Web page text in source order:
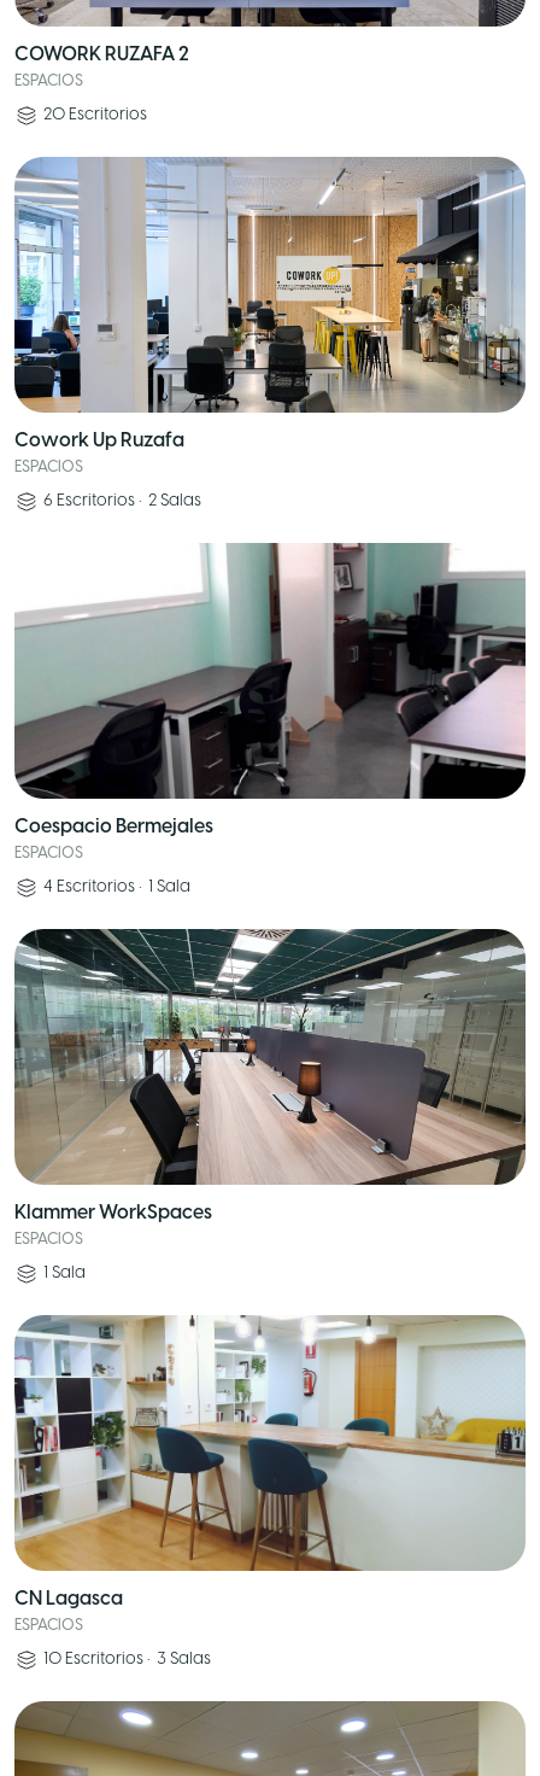
COWORK RUZAFA 2
ESPACIOS
20 Escritorios
Cowork Up Ruzafa
ESPACIOS
6 Escritorios • 2 Salas
Coespacio Bermejales
ESPACIOS
4 Escritorios • 1 Sala
Klammer WorkSpaces
ESPACIOS
1 Sala
CN Lagasca
ESPACIOS
10 Escritorios • 3 Salas